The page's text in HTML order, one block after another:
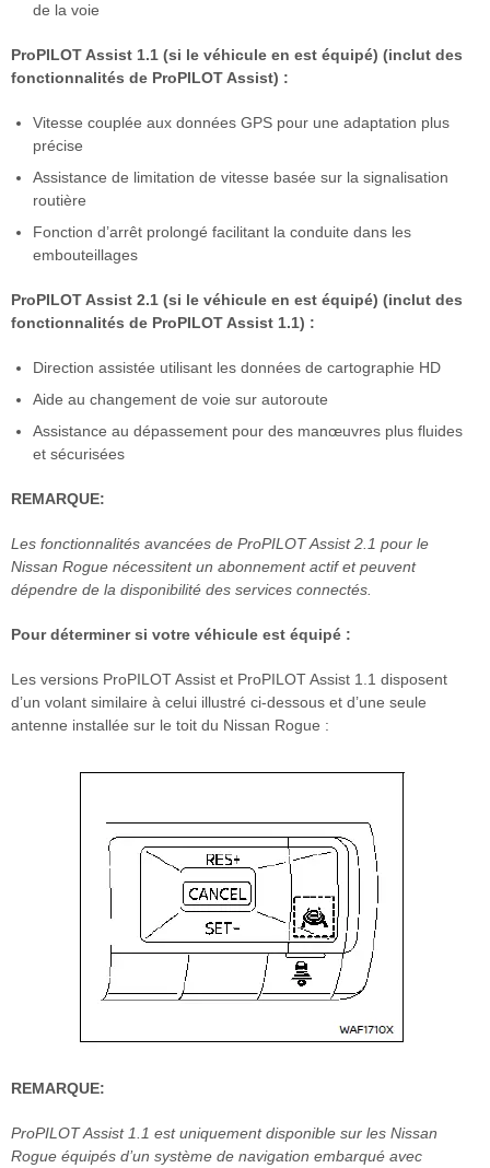
de la voie
ProPILOT Assist 1.1 (si le véhicule en est équipé) (inclut des
fonctionnalités de ProPILOT Assist) :
Vitesse couplée aux données GPS pour une adaptation plus
précise
Assistance de limitation de vitesse basée sur la signalisation
routière
Fonction d’arrêt prolongé facilitant la conduite dans les
embouteillages
ProPILOT Assist 2.1 (si le véhicule en est équipé) (inclut des
fonctionnalités de ProPILOT Assist 1.1) :
Direction assistée utilisant les données de cartographie HD
Aide au changement de voie sur autoroute
Assistance au dépassement pour des manœuvres plus fluides
et sécurisées
REMARQUE:
Les fonctionnalités avancées de ProPILOT Assist 2.1 pour le
Nissan Rogue nécessitent un abonnement actif et peuvent
dépendre de la disponibilité des services connectés.
Pour déterminer si votre véhicule est équipé :
Les versions ProPILOT Assist et ProPILOT Assist 1.1 disposent
d’un volant similaire à celui illustré ci-dessous et d’une seule
antenne installée sur le toit du Nissan Rogue :
REMARQUE:
ProPILOT Assist 1.1 est uniquement disponible sur les Nissan
Rogue équipés d’un système de navigation embarqué avec